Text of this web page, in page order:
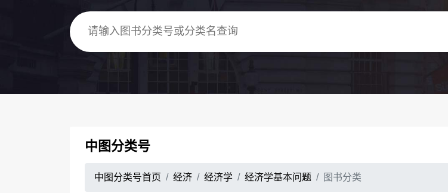
中图分类号
中图分类号首页 经济 经济学 经济学基本问题 图书分类